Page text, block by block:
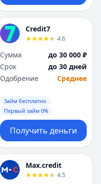
Credit7
4.6
Сумма
до 30 000 ₽
Срок
до 30 дней
Одобрение
Среднее
Займ бесплатно
Первый займ 0%
Получить деньги
Max.credit
4.5